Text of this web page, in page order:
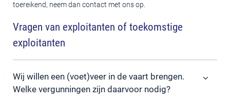
toereikend, neem dan contact met ons op.
Vragen van exploitanten of toekomstige
exploitanten
Wij willen een (voet)veer in de vaart brengen.
Welke vergunningen zijn daarvoor nodig?